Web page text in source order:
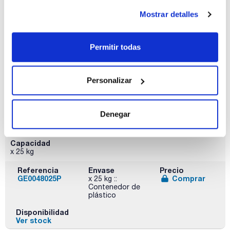
Mostrar detalles
Permitir todas
Personalizar
Denegar
Contenedor de
Precio
Ver stock
Capacidad
x 25 kg
Referencia
GE0048025P
Envase
x 25 kg ::
Contenedor de
plástico
Precio
Comprar
Disponibilidad
Ver stock